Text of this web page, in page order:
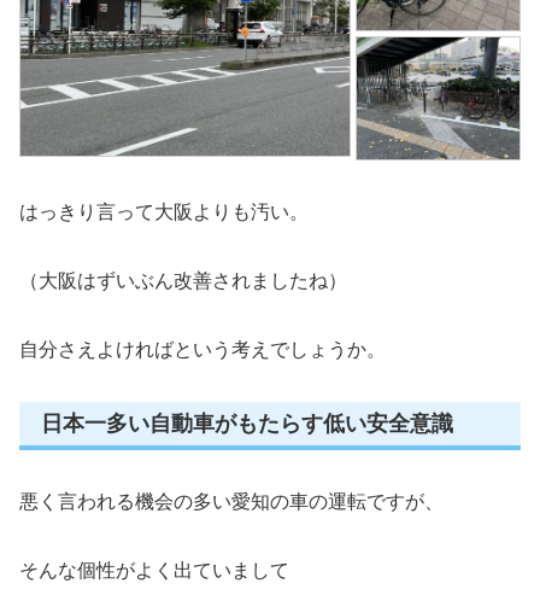
はっきり言って大阪よりも汚い。
（大阪はずいぶん改善されましたね）
自分さえよければという考えでしょうか。
日本一多い自動車がもたらす低い安全意識
悪く言われる機会の多い愛知の車の運転ですが、
そんな個性がよく出ていまして